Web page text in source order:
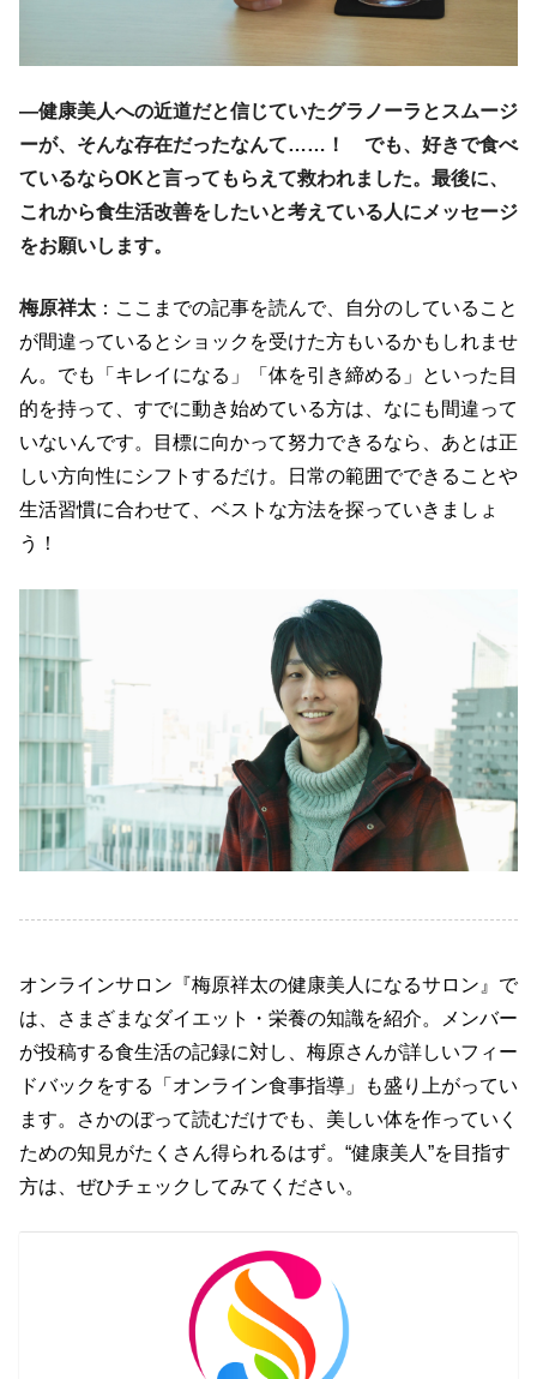
―健康美人への近道だと信じていたグラノーラとスムージ
ーが、そんな存在だったなんて……！ でも、好きで食べ
ているならOKと言ってもらえて救われました。最後に、
これから食生活改善をしたいと考えている人にメッセージ
をお願いします。
梅原祥太 ：ここまでの記事を読んで、自分のしていること
が間違っているとショックを受けた方もいるかもしれませ
ん。でも「キレイになる」「体を引き締める」といった目
的を持って、すでに動き始めている方は、なにも間違って
いないんです。目標に向かって努力できるなら、あとは正
しい方向性にシフトするだけ。日常の範囲でできることや
生活習慣に合わせて、ベストな方法を探っていきましょ
う！
オンラインサロン『梅原祥太の健康美人になるサロン』で
は、さまざまなダイエット・栄養の知識を紹介。メンバー
が投稿する食生活の記録に対し、梅原さんが詳しいフィー
ドバックをする「オンライン食事指導」も盛り上がってい
ます。さかのぼって読むだけでも、美しい体を作っていく
ための知見がたくさん得られるはず。“健康美人”を目指す
方は、ぜひチェックしてみてください。